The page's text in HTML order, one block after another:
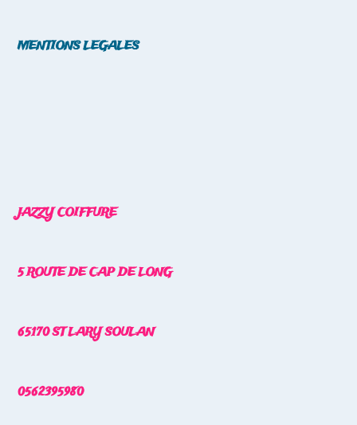
MENTIONS LEGALES
JAZZY COIFFURE
5 ROUTE DE CAP DE LONG
65170 ST LARY SOULAN
0562395980